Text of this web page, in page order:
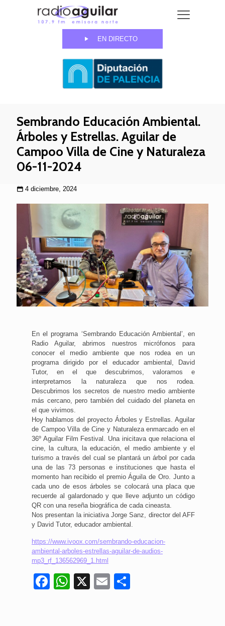
EN DIRECTO
Sembrando Educación Ambiental.
Árboles y Estrellas. Aguilar de
Campoo Villa de Cine y Naturaleza
06-11-2024
4 diciembre, 2024
En el programa ‘Sembrando Educación Ambiental’, en
Radio Aguilar, abrimos nuestros micrófonos para
conocer el medio ambiente que nos rodea en un
programa dirigido por el educador ambiental, David
Tutor, en el que descubrimos, valoramos e
interpretamos la naturaleza que nos rodea.
Descubrimos los secretos de nuestro medio ambiente
más cercano, pero también del cuidado del planeta en
el que vivimos.
Hoy hablamos del proyecto Árboles y Estrellas. Aguilar
de Campoo Villa de Cine y Naturaleza enmarcado en el
36º Aguilar Film Festival. Una inicitava que relaciona el
cine, la cultura, la educación, el medio ambiente y el
turismo a través del cual se plantará un árbol por cada
una de las 73 personas e instituciones que hasta el
momento han recibido el premio Águila de Oro. Junto a
cada uno de esos árboles se colocará una placa que
recuerde al galardonado y que lleve adjunto un código
QR con una reseña biográfica de cada cineasta.
Nos presentan la iniciativa Jorge Sanz, director del AFF
y David Tutor, educador ambiental.
https://www.ivoox.com/sembrando-educacion-
ambiental-arboles-estrellas-aguilar-de-audios-
mp3_rf_136562969_1.html
Facebook
WhatsApp
X Email